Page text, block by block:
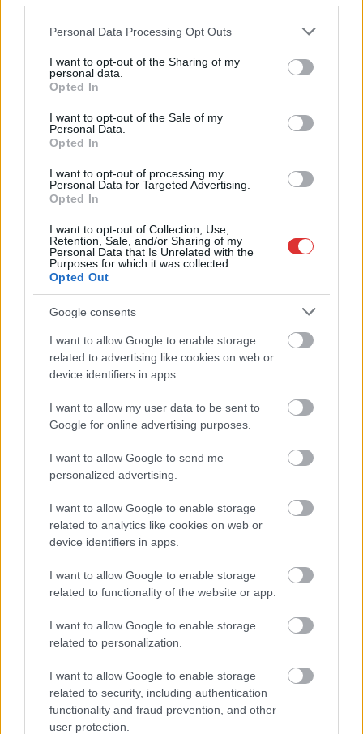
Please note that this website/app uses one or more Google
not limited to your visit or usage behaviour. You may click to
grant or deny consent to Google and its third-party tags to
use your data for below specified purposes in below Google
consent section.
Personal Data Processing Opt Outs
I want to opt-out of the Sharing of my
personal data.
Opted In
I want to opt-out of the Sale of my
Personal Data.
Opted In
I want to opt-out of processing my
Personal Data for Targeted Advertising.
Opted In
I want to opt-out of Collection, Use,
Retention, Sale, and/or Sharing of my
Personal Data that Is Unrelated with the
Purposes for which it was collected.
Opted Out
Google consents
I want to allow Google to enable storage
related to advertising like cookies on web or
device identifiers in apps.
I want to allow my user data to be sent to
Google for online advertising purposes.
I want to allow Google to send me
personalized advertising.
I want to allow Google to enable storage
related to analytics like cookies on web or
device identifiers in apps.
I want to allow Google to enable storage
related to functionality of the website or app.
I want to allow Google to enable storage
related to personalization.
I want to allow Google to enable storage
related to security, including authentication
functionality and fraud prevention, and other
user protection.
Adja meg keresztnevét:
Adja
meg e-mail címét:
Megismertem és elfogadom a
Nem szeretne lemaradni semmiről? Csak egy kattintás, és hírlevelünk a
legfrissebb információkkal és exkluzív tartalmakkal hétről hétre
büntetőügyében, vesztegetés miatt 3 év letöltendőt kaphat és
ez csak az egyik botrány
több otthoni kútból fogy ki a víz
lezárnak a napokban, a közlekedés az átlagost is meghaladó
mértékben lebénul
Elromlott a biztosítóberendezés a ceglédi vasútvonalon,
alapos késések alakultak ki a menetrendhez képest,
kimaradás is előfordult